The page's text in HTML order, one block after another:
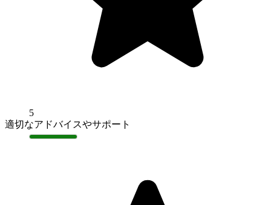
5
適切なアドバイスやサポート